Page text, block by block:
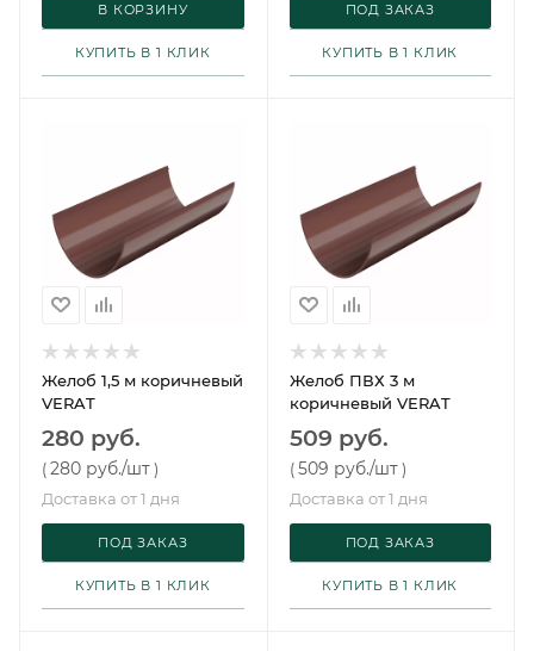
В КОРЗИНУ
КУПИТЬ В 1 КЛИК
ПОД ЗАКАЗ
КУПИТЬ В 1 КЛИК
Желоб 1,5 м коричневый
VERAT
280 руб.
(280 руб./шт)
Доставка от 1 дня
ПОД ЗАКАЗ
КУПИТЬ В 1 КЛИК
Желоб ПВХ 3 м
коричневый VERAT
509 руб.
(509 руб./шт )
Доставка от 1 дня
ПОД ЗАКАЗ
КУПИТЬ В 1 КЛИК